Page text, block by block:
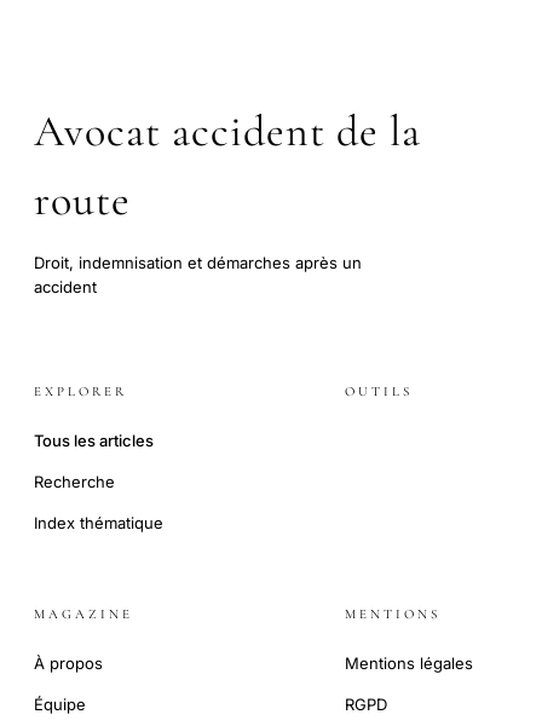
Avocat accident de la
route
Droit, indemnisation et démarches après un
accident
EXPLORER
Tous les articles
Recherche
Index thématique
OUTILS
MAGAZINE
À propos
Équipe
MENTIONS
Mentions légales
RGPD